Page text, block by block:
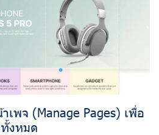
พจ (Manage Pages) เพื่อ
ทั้งหมด